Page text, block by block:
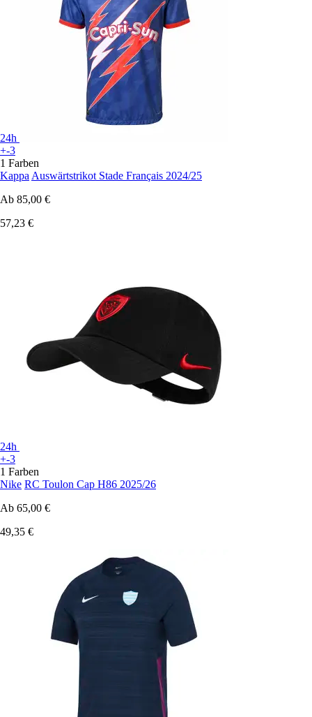
24h
+-3
1 Farben
Kappa Auswärtstrikot Stade Français 2024/25
Ab 85,00 €
57,23 €
24h
+-3
1 Farben
Nike RC Toulon Cap H86 2025/26
Ab 65,00 €
49,35 €